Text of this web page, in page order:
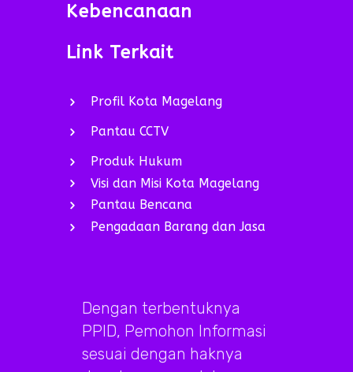
Kebencanaan
Link Terkait
Profil Kota Magelang
Pantau CCTV
Produk Hukum
Visi dan Misi Kota Magelang
Pantau Bencana
Pengadaan Barang dan Jasa
Dengan terbentuknya
PPID, Pemohon Informasi
sesuai dengan haknya